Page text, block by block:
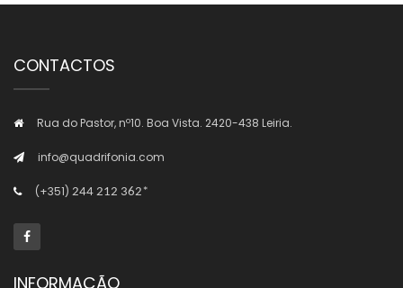
CONTACTOS
Rua do Pastor, nº10. Boa Vista. 2420-438 Leiria.
info@quadrifonia.com
(+351) 244 212 362*
INFORMAÇÃO